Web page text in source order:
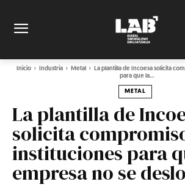
Inicio Industria Metal
La plantilla de Incoesa solicita
para que la...
METAL
La plantilla de
solicita
instituciones para
empresa no se